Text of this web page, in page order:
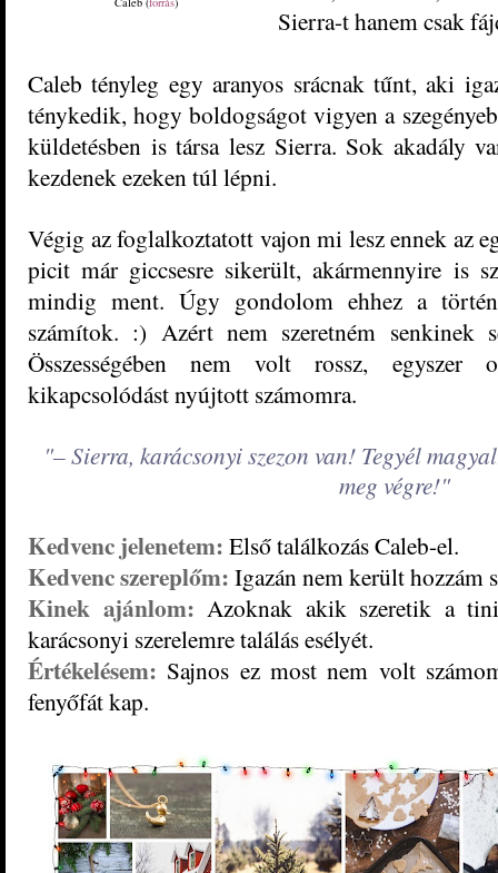
Sierra-t hanem csak
Caleb tényleg egy aranyos srácnak tűnt, aki
ténykedik, hogy boldogságot vigyen a
küldetésben is társa lesz Sierra. Sok akadály
kezdenek ezeken túl lépni.
Végig az foglalkoztatott vajon mi lesz ennek az
picit már giccsesre sikerült, akármennyire is
mindig ment. Úgy gondolom ehhez a
számítok. :) Azért nem szeretném senkinek
Összességében nem volt rossz, egyszer
kikapcsolódást nyújtott számomra.
"– Sierra, karácsonyi szezon van! Tegyél
meg végre!"
Kedvenc jelenetem: Első találkozás Caleb-el.
Kedvenc szereplőm: Igazán nem került hozzám
Kinek ajánlom: Azoknak akik szeretik a
karácsonyi szerelemre találás esélyét.
Értékelésem: Sajnos ez most nem volt
fenyőfát kap.